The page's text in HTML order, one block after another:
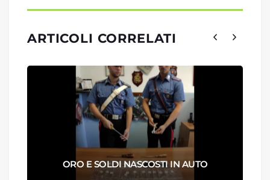
ARTICOLI CORRELATI
ORO E SOLDI NASCOSTI IN AUTO